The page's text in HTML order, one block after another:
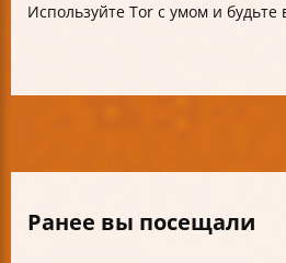
Используйте Tor с умом и будьте
Ранее вы посещали